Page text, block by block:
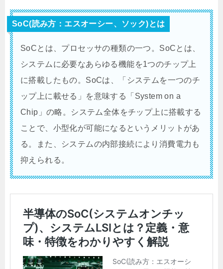
SoC(読み方：エスオーシー、ソック)とは
SoCとは、プロセッサの種類の一つ。SoCとは、
システムに必要なあらゆる機能を1つのチップ上
に搭載したもの。SoCは、「システムを一つのチ
ップ上に載せる」を意味する「System on a
Chip」の略。システム全体をチップ上に搭載する
ことで、小型化が可能になるというメリットがあ
る。また、システムの内部接続により消費電力も
抑えられる。